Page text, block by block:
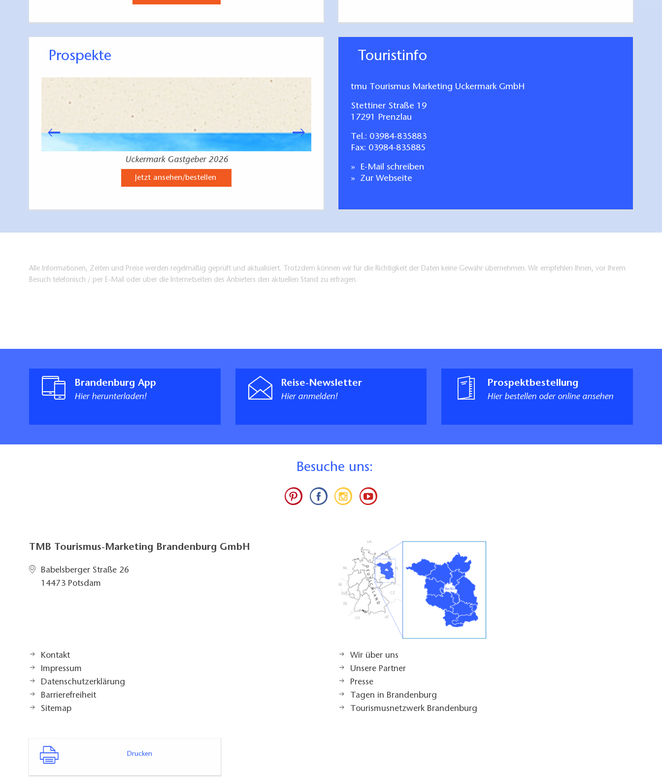
Prospekte
Uckermark Gastgeber 2026
Jetzt ansehen/bestellen Jetzt ansehen/bestellen
Touristinfo
tmu Tourismus Marketing Uckermark GmbH
Stettiner Straße 19
17291 Prenzlau
Tel.: 03984-835883
Fax: 03984-835885
E-Mail schreiben
Zur Webseite
Alle Informationen, Zeiten und Preise werden regelmäßig geprüft und aktualisiert. Trotzdem können wir für die Richtigkeit der Daten keine Gewähr übernehmen. Wir empfehlen Ihnen, vor Ihrem
Besuch telefonisch / per E-Mail oder über die Internetseiten des Anbieters den aktuellen Stand zu erfragen.
Brandenburg App
Hier herunterladen!
Reise-Newsletter
Hier anmelden!
Prospektbestellung
Hier bestellen oder online ansehen
Besuche uns:
TMB Tourismus-Marketing Brandenburg GmbH
Babelsberger Straße 26
14473 Potsdam
Kontakt
Impressum
Datenschutzerklärung
Barrierefreiheit
Sitemap
Wir über uns
Unsere Partner
Presse
Tagen in Brandenburg
Tourismusnetzwerk Brandenburg
Drucken